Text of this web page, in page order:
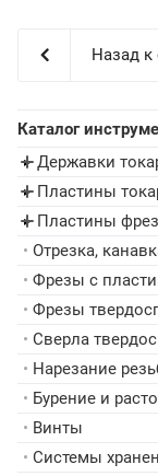
Назад к
Каталог
▸ Державки
▸ Пластины
▸ Пластины
• Отрезка,
• Фрезы с
• Фрезы
• Сверла
• Нарезание
• Бурение и
• Винты
• Системы